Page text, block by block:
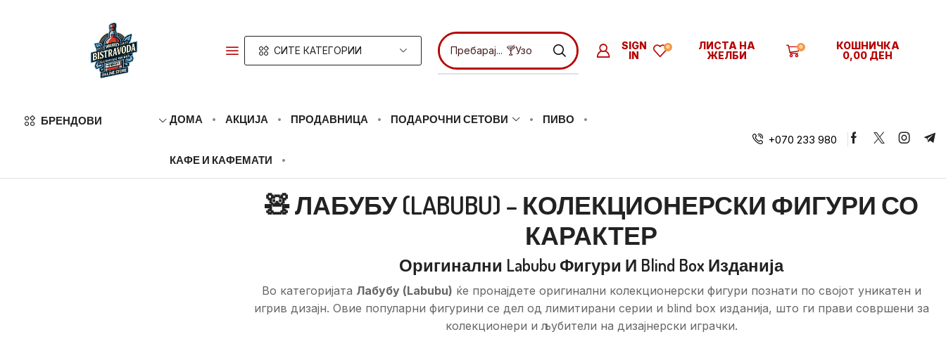
СИТЕ КАТЕГОРИИ Пребарај... 🍸Ликери
SIGN
IN
ЛИСТА НА
ЖЕЛБИ
0
КОШНИЧКА
0,00ДЕН
БРЕНДОВИ ДОМА АКЦИЈА ПРОДАВНИЦА ПОДАРОЧНИ СЕТОВИ ПИВО
КАФЕ И КАФЕМАТИ
+070 233 980
🧸 ЛАБУБУ (LABUBU) – КОЛЕКЦИОНЕРСКИ ФИГУРИ СО
КАРАКТЕР
Оригинални Labubu Фигури И Blind Box Изданија
Во категоријата Лабубу (Labubu) ќе пронајдете оригинални колекционерски фигури познати по својот уникатен и
игрив дизајн. Овие популарни фигурини се дел од лимитирани серии и blind box изданија, што ги прави совршени за
колекционери и љубители на дизајнерски играчки.